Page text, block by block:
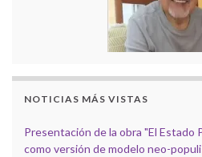
NOTICIAS MÁS VISTAS
Presentación de la obra "El Estado
como versión de modelo neo-